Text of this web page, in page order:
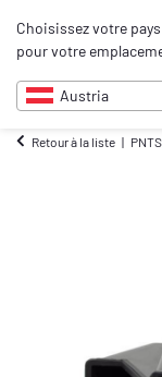
Choisissez votre
pour votre
Austria
Retour à la liste